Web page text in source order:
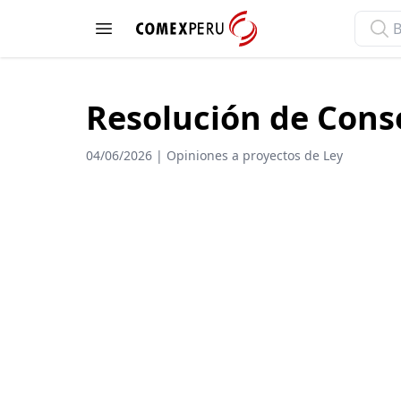
Open menu
ComexPerú
Resolución de
04/06/2026 | Opiniones a proyectos de Ley